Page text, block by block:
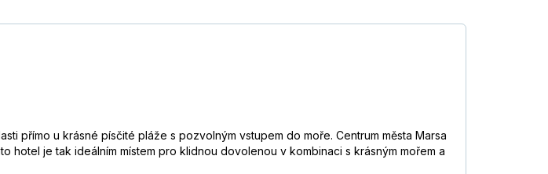
přímo u krásné písčité pláže s pozvolným vstupem do moře. Centrum města Marsa
hotel je tak ideálním místem pro klidnou dovolenou v kombinaci s krásným mořem a